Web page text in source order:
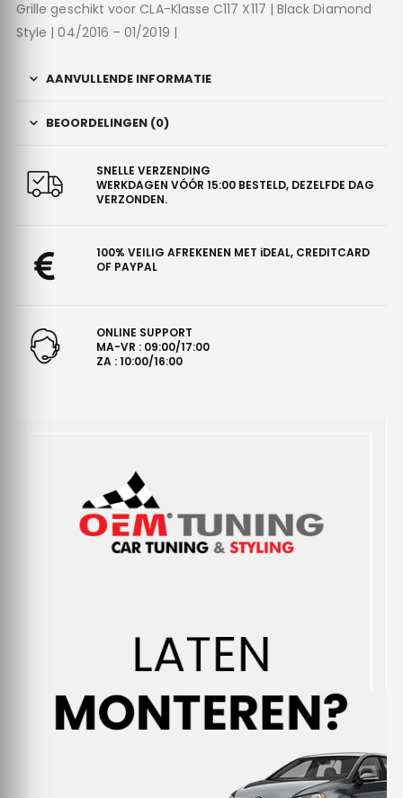
Grille geschikt voor CLA-Klasse C117 X117 | Black Diamond
Style | 04/2016 – 01/2019 |
AANVULLENDE INFORMATIE
BEOORDELINGEN (0)
SNELLE VERZENDING
WERKDAGEN VÓÓR 15:00 BESTELD, DEZELFDE DAG
VERZONDEN.
100% VEILIG AFREKENEN MET iDEAL, CREDITCARD
OF PAYPAL
ONLINE SUPPORT
MA-VR : 09:00/17:00
ZA : 10:00/16:00